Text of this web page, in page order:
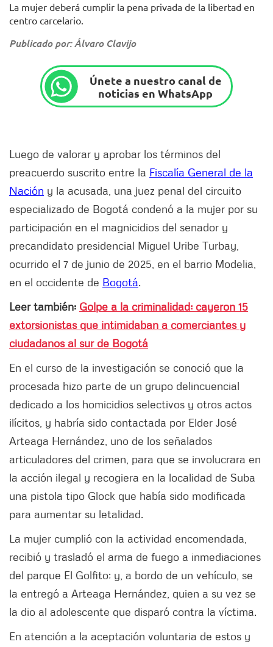
La mujer deberá cumplir la pena privada de la libertad en
centro carcelario.
Publicado por: Álvaro Clavijo
Únete a nuestro canal de
noticias en WhatsApp
Luego de valorar y aprobar los términos del
preacuerdo suscrito entre la Fiscalía General de la
Nación y la acusada, una juez penal del circuito
especializado de Bogotá condenó a la mujer por su
participación en el magnicidios del senador y
precandidato presidencial Miguel Uribe Turbay,
ocurrido el 7 de junio de 2025, en el barrio Modelia,
en el occidente de Bogotá.
Leer también: Golpe a la criminalidad: cayeron 15
extorsionistas que intimidaban a comerciantes y
ciudadanos al sur de Bogotá
En el curso de la investigación se conoció que la
procesada hizo parte de un grupo delincuencial
dedicado a los homicidios selectivos y otros actos
ilícitos, y habría sido contactada por Elder José
Arteaga Hernández, uno de los señalados
articuladores del crimen, para que se involucrara en
la acción ilegal y recogiera en la localidad de Suba
una pistola tipo Glock que había sido modificada
para aumentar su letalidad.
La mujer cumplió con la actividad encomendada,
recibió y trasladó el arma de fuego a inmediaciones
del parque El Golfito; y, a bordo de un vehículo, se
la entregó a Arteaga Hernández, quien a su vez se
la dio al adolescente que disparó contra la víctima.
En atención a la aceptación voluntaria de estos y